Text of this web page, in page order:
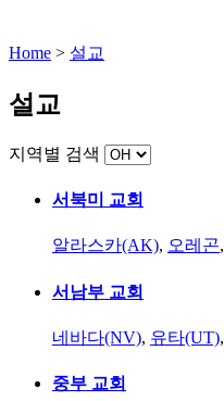
Home > 설교
설교
지역별 검색
서북미 교회
알라스카(AK), 오레곤,
서남부 교회
네바다(NV), 유타(UT),
중부 교회